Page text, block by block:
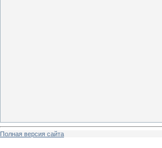
Полная версия сайта